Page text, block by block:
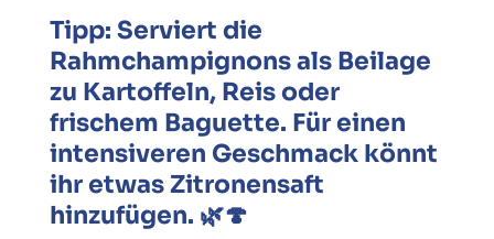
Tipp: Serviert die
Rahmchampignons als Beilage
zu Kartoffeln, Reis oder
frischem Baguette. Für einen
intensiveren Geschmack könnt
ihr etwas Zitronensaft
hinzufügen. 🌿🍄